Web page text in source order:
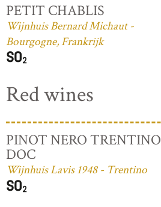
PETIT CHABLIS
Wijnhuis Bernard Michaut -
Bourgogne, Frankrijk
Red wines
PINOT NERO TRENTINO
DOC
Wijnhuis Lavis 1948 - Trentino